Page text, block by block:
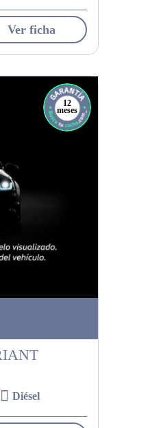
Ver ficha
12
meses
Diésel